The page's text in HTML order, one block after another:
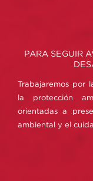
PARA SEGUIR
Trabajaremos por
la protección
orientadas a
ambiental y el